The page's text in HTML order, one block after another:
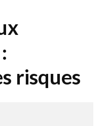
risques